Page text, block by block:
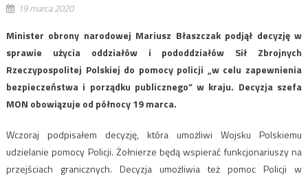
19 marca 2020
Minister obrony narodowej Mariusz Błaszczak podjął decyzję w
sprawie użycia oddziałów i pododdziałów Sił Zbrojnych
Rzeczypospolitej Polskiej do pomocy policji „w celu zapewnienia
bezpieczeństwa i porządku publicznego” w kraju. Decyzja szefa
MON obowiązuje od północy 19 marca.
Wczoraj podpisałem decyzję, która umożliwi Wojsku Polskiemu
udzielanie pomocy Policji. Żołnierze będą wspierać funkcjonariuszy na
przejściach granicznych. Decyzja umożliwia też pomoc Policji w